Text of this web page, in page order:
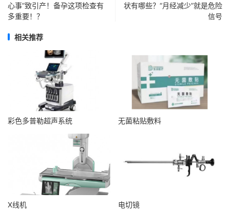
心事”致引产！备孕这项检查有
多重要！？
状有哪些？“月经减少”就是危险
信号
相关推荐
彩色多普勒超声系统 无菌粘贴敷料
X线机 电切镜